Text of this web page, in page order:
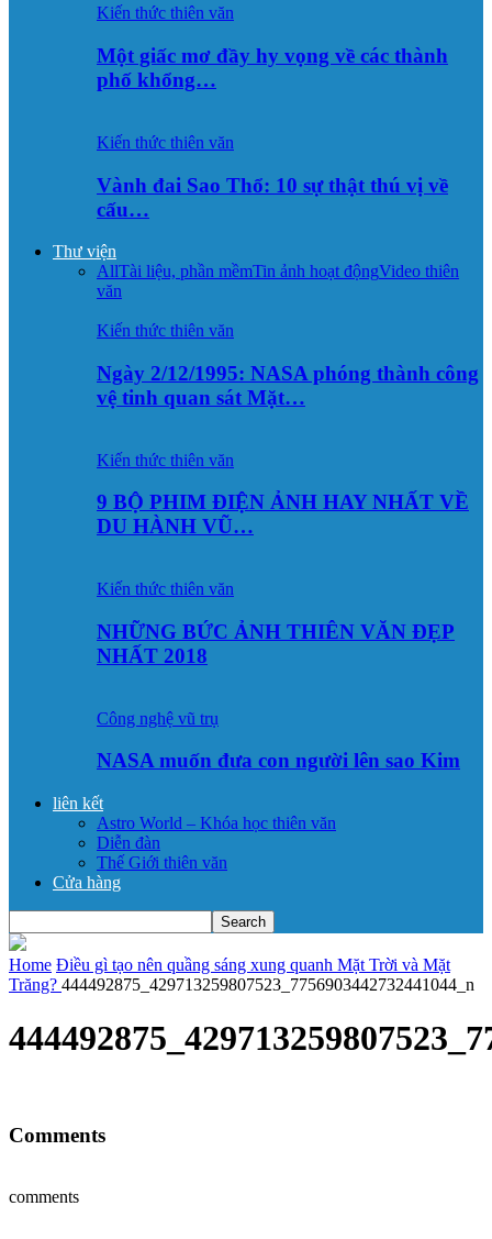
Kiến thức thiên văn
Một giấc mơ đầy hy vọng về các thành
phố khổng…
Kiến thức thiên văn
Vành đai Sao Thổ: 10 sự thật thú vị về
cấu…
Thư viện
AllTài liệu, phần mềmTin ảnh hoạt độngVideo thiên
văn
Kiến thức thiên văn
Ngày 2/12/1995: NASA phóng thành công
vệ tinh quan sát Mặt…
Kiến thức thiên văn
9 BỘ PHIM ĐIỆN ẢNH HAY NHẤT VỀ
DU HÀNH VŨ…
Kiến thức thiên văn
NHỮNG BỨC ẢNH THIÊN VĂN ĐẸP
NHẤT 2018
Công nghệ vũ trụ
NASA muốn đưa con người lên sao Kim
liên kết
Astro World – Khóa học thiên văn
Diễn đàn
Thế Giới thiên văn
Cửa hàng
Home Điều gì tạo nên quầng sáng xung quanh Mặt Trời và Mặt
Trăng? 444492875_429713259807523_7756903442732441044_n
Comments
comments